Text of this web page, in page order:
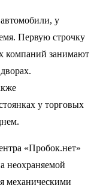
у
Первую строчку
компаний занимают
у торговых
«Пробок.нет»
неохраняемой
механическими